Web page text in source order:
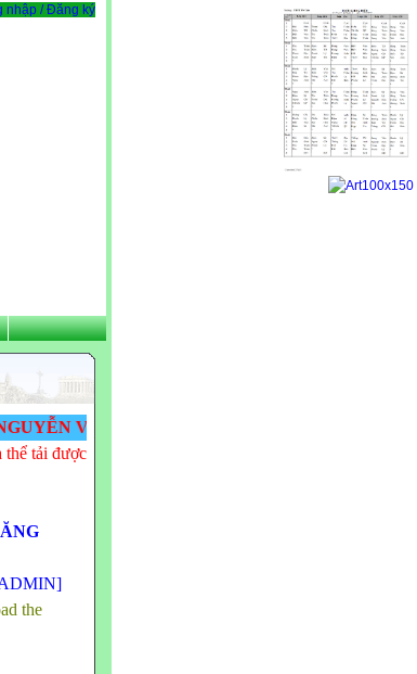
nhập / Đăng ký
VĂN TÌNH - THPT PÒ TẤU! VĂN TÌNH CẢM
thể tải được
the